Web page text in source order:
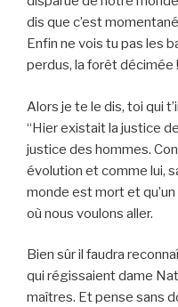
dis que c’est
Enfin ne vois tu pas les
perdus, la forêt décimée !
Alors je te le dis, toi qui
“Hier existait la justice
justice des hommes.
évolution et comme lui,
monde est mort et
où nous voulons aller.
Bien sûr il faudra
qui régissaient dame
maîtres. Et pense sans